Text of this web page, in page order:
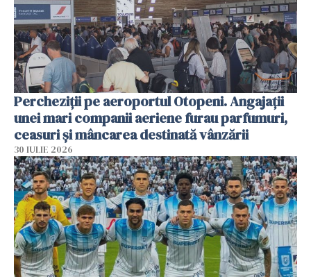
Percheziții pe aeroportul Otopeni. Angajații
unei mari companii aeriene furau parfumuri,
ceasuri și mâncarea destinată vânzării
30 IULIE 2026